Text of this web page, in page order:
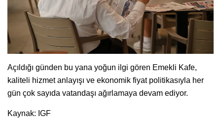
Açıldığı günden bu yana yoğun ilgi gören Emekli Kafe,
kaliteli hizmet anlayışı ve ekonomik fiyat politikasıyla her
gün çok sayıda vatandaşı ağırlamaya devam ediyor.
Kaynak: IGF